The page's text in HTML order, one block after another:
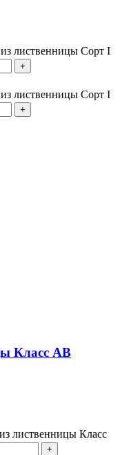
из лиственницы Сорт I
из лиственницы Сорт I
Класс АВ
лиственницы Класс